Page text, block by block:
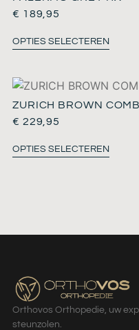
€ 189,95
OPTIES SELECTEREN
ZURICH BROWN
€ 229,95
OPTIES SELECTEREN
Orthovos Orthopedie, uw
steunzolen.